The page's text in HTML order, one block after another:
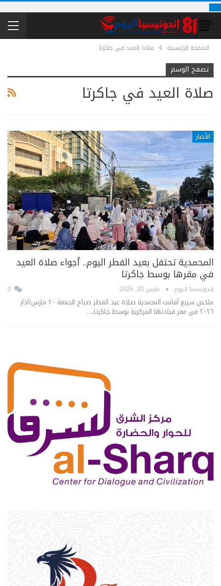
الصفحة الرئيسية صلاة العيد في جاكرتا
تصفح الوسم
صلاة العيد في جاكرتا
الأخبار
المحمدية تحتفل بعيد الفطر اليوم.. أجواء صلاة العيد
في مقرها بوسط جاكرتا
إندونيسيا اليوم مارس 20, 2026
ملخص سريع أقامت المحمدية صلاة عيد الفطر صباح الجمعة ٢٠ مارس/آذار
٢٠٢٦ في مقر قيادتها المركزية بوسط جاكرتا،…